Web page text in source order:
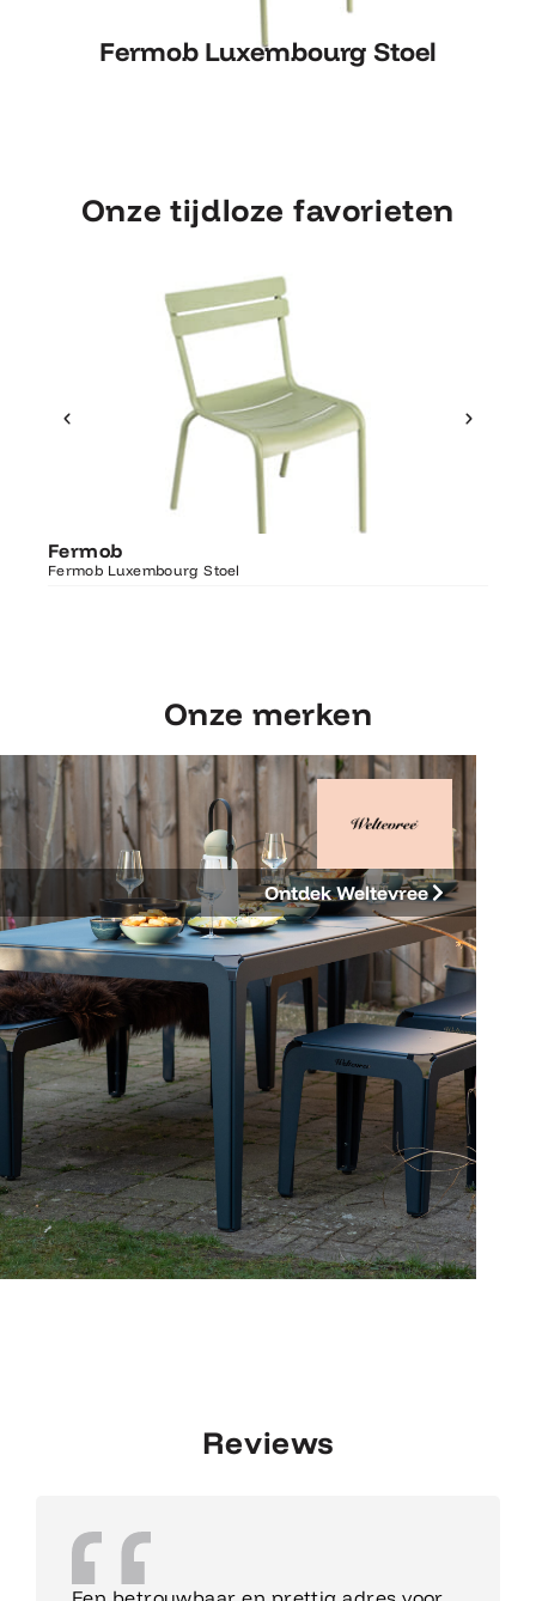
Fermob Luxembourg Stoel
Fermob Luxembourg Stoel
Onze tijdloze favorieten
Fermob
Fermob Luxembourg Stoel
Ontdek Fermob
Luxembourg Stoel
Onze merken
Ontdek Weltevree
Reviews